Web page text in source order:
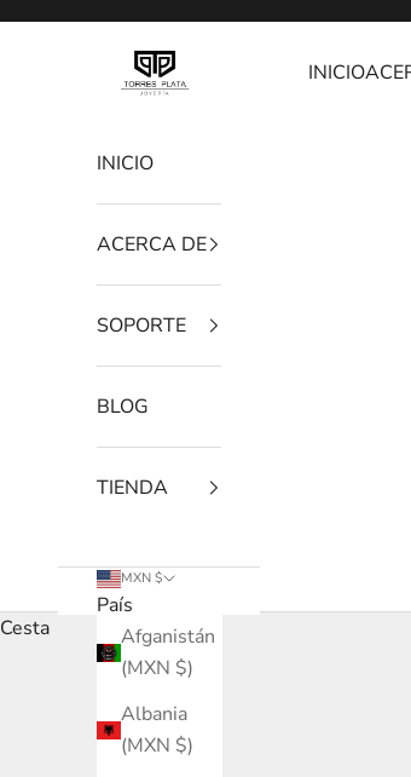
Joyería Torres Plata INICIO
INICIO
ACERCA DE
SOPORTE
BLOG
TIENDA
MXN $
País
Afganistán
(MXN $)
Albania
(MXN $)
Cesta